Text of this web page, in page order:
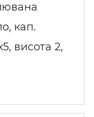
кап.
висота 2,